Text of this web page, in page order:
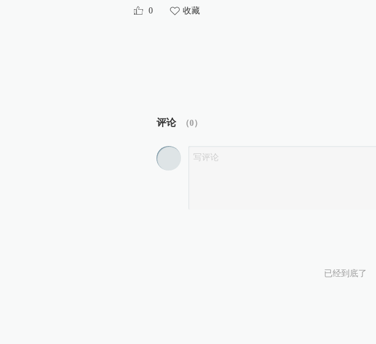
0 收藏
评论 （0）
已经到底了